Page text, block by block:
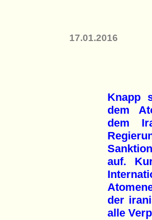
17.01.2016
Knapp
dem
dem
auf.
der
alle